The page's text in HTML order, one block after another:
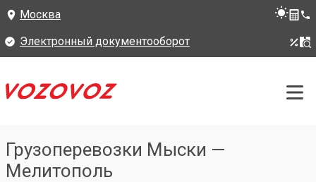
Москва
Электронный документооборот
Грузоперевозки Мыски —
Мелитополь